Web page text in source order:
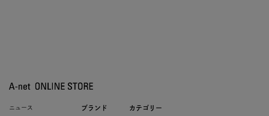
ニュース ブランド カテゴリー